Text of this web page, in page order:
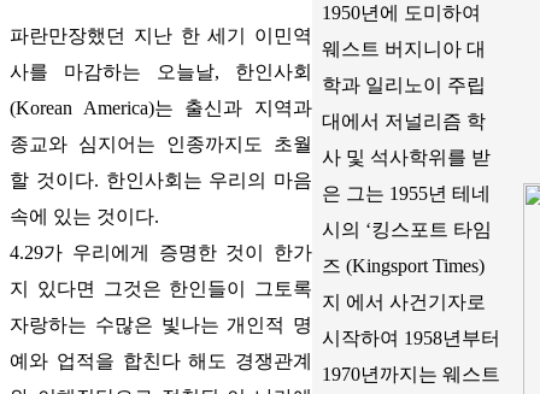
1950년에 도미하여
웨스트 버지니아 대
학과 일리노이 주립
대에서 저널리즘 학
사 및 석사학위를 받
은 그는 1955년 테네
시의 ‘킹스포트 타임
즈 (Kingsport Times)
지 에서 사건기자로
시작하여 1958년부터
1970년까지는 웨스트
파란만장했던 지난 한 세기 이민역
사를 마감하는 오늘날, 한인사회
(Korean America)는 출신과 지역과
종교와 심지어는 인종까지도 초월
할 것이다. 한인사회는 우리의 마음
속에 있는 것이다.
4.29가 우리에게 증명한 것이 한가
지 있다면 그것은 한인들이 그토록
자랑하는 수많은 빛나는 개인적 명
예와 업적을 합친다 해도 경쟁관계